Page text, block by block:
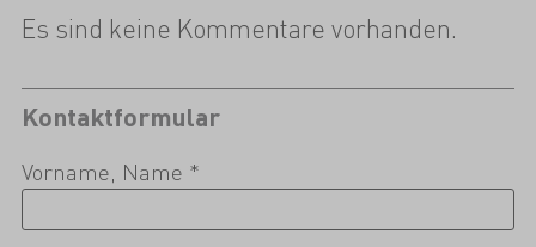
Es sind keine Kommentare vorhanden.
Kontaktformular
Vorname, Name *